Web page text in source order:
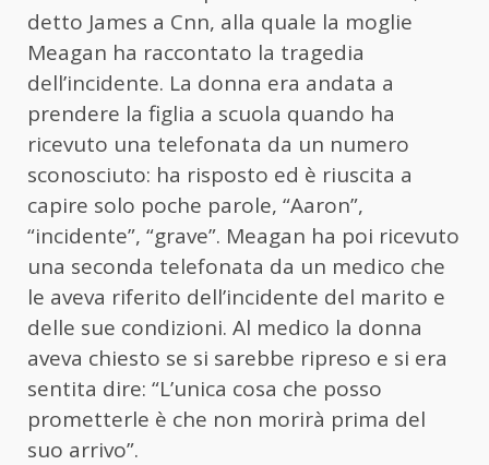
detto James a Cnn, alla quale la moglie
Meagan ha raccontato la tragedia
dell’incidente. La donna era andata a
prendere la figlia a scuola quando ha
ricevuto una telefonata da un numero
sconosciuto: ha risposto ed è riuscita a
capire solo poche parole, “Aaron”,
“incidente”, “grave”. Meagan ha poi ricevuto
una seconda telefonata da un medico che
le aveva riferito dell’incidente del marito e
delle sue condizioni. Al medico la donna
aveva chiesto se si sarebbe ripreso e si era
sentita dire: “L’unica cosa che posso
prometterle è che non morirà prima del
suo arrivo”.